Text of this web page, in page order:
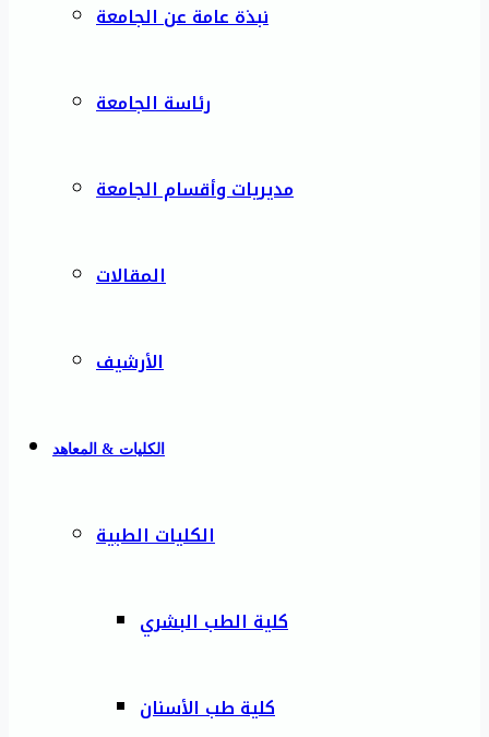
نبذة عامة عن الجامعة
رئاسة الجامعة
مديريات وأقسام الجامعة
المقالات
الأرشيف
الكليات & المعاهد
الكليات الطبية
كلية الطب البشري
كلية طب الأسنان